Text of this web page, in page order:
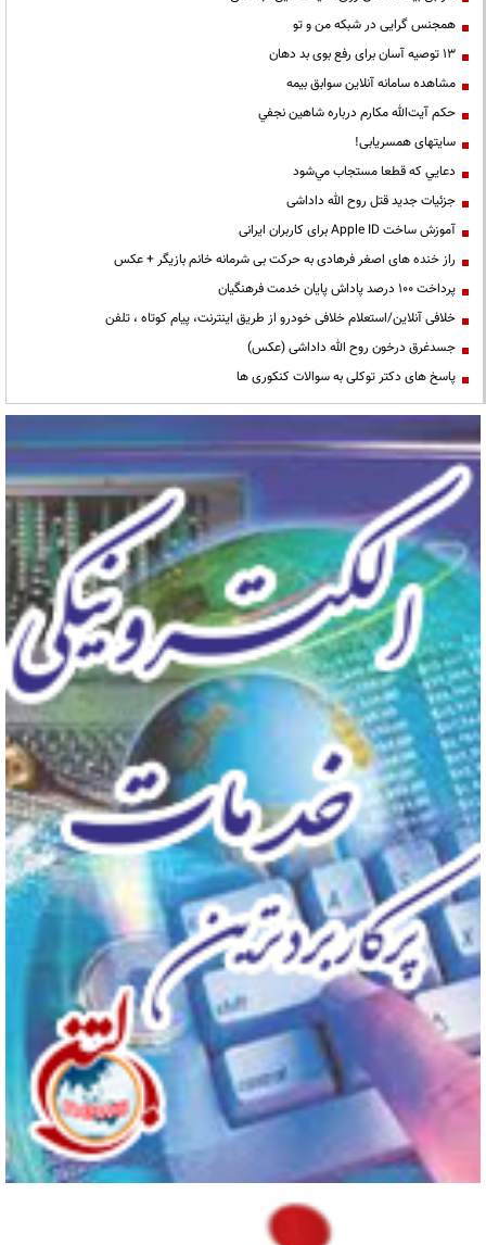
همجنس گرایی در شبکه من و تو
13 توصیه آسان برای رفع بوی بد دهان
مشاهده سامانه آنلاين سوابق بیمه
حكم آيت‌الله مكارم درباره شاهين نجفي
سایتهای همسریابی!
دعايي كه قطعا مستجاب مي‌شود
جزئیات جدید قتل روح الله داداشی
آموزش ساخت Apple ID برای کاربران ایرانی
راز خنده های اصغر فرهادی به حرکت بی شرمانه خانم بازیگر + عکس
پرداخت ۱۰۰ درصد پاداش پایان خدمت فرهنگیان
خلافی آنلاین/استعلام خلافی خودرو از طریق اینترنت، پیام کوتاه ، تلفن
جسدغرق درخون روح الله داداشی (عکس)
پاسخ های دکتر توکلی به سوالات کنکوری ها